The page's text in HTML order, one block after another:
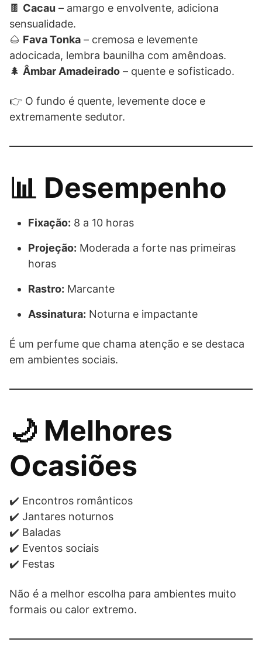
🍫 Cacau – amargo e envolvente, adiciona
sensualidade.
🌰 Fava Tonka – cremosa e levemente
adocicada, lembra baunilha com amêndoas.
🌲 Âmbar Amadeirado – quente e sofisticado.
👉 O fundo é quente, levemente doce e
extremamente sedutor.
📊 Desempenho
Fixação: 8 a 10 horas
Projeção: Moderada a forte nas primeiras
horas
Rastro: Marcante
Assinatura: Noturna e impactante
É um perfume que chama atenção e se destaca
em ambientes sociais.
🌙 Melhores
Ocasiões
✔️ Encontros românticos
✔️ Jantares noturnos
✔️ Baladas
✔️ Eventos sociais
✔️ Festas
Não é a melhor escolha para ambientes muito
formais ou calor extremo.